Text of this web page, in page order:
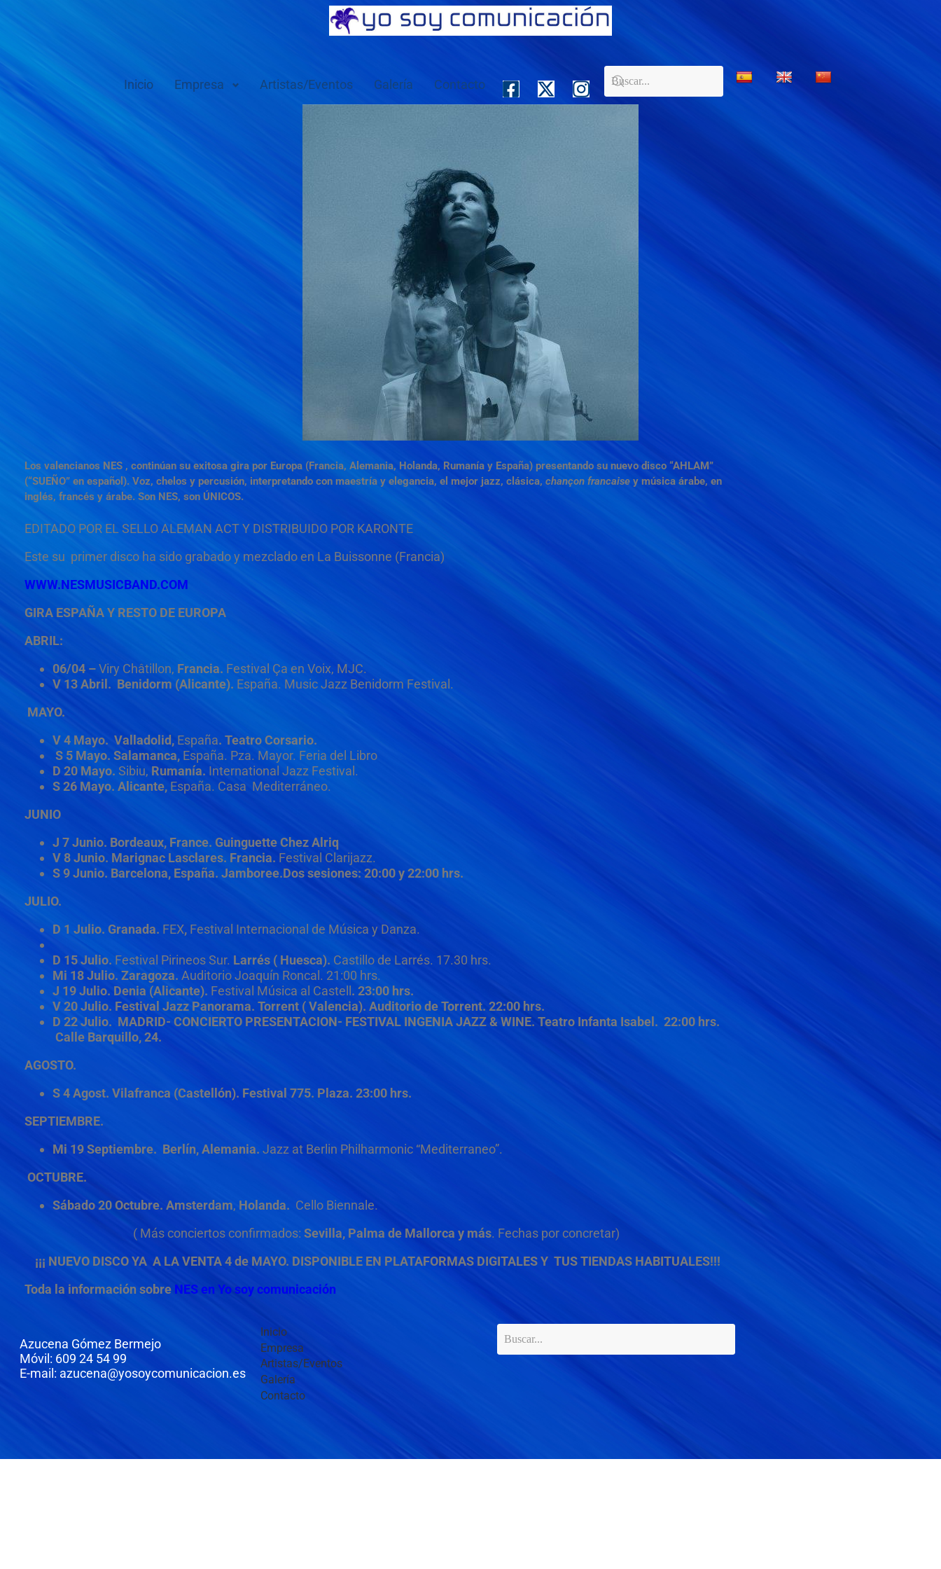
Inicio Empresa Artistas/Eventos Galería Contacto
Los valencianos NES , continúan su exitosa gira por Europa (Francia, Alemania, Holanda, Rumanía y España) presentando su nuevo disco “AHLAM”
(“SUEÑO” en español). Voz, chelos y percusión, interpretando con maestría y elegancia, el mejor jazz, clásica, chançon francaisey música árabe, en
inglés, francés y árabe. Son NES, son ÚNICOS.
EDITADO POR EL SELLO ALEMAN ACT Y DISTRIBUIDO POR KARONTE
Este su primer disco ha sido grabado y mezclado en La Buissonne (Francia)
WWW.NESMUSICBAND.COM
GIRA ESPAÑA Y RESTO DE EUROPA
ABRIL:
06/04 –Viry Châtillon, Francia. Festival Ça en Voix, MJC.
V 13 Abril. Benidorm (Alicante). España. Music Jazz Benidorm Festival.
MAYO.
V 4 Mayo. Valladolid, España. Teatro Corsario.
S 5 Mayo. Salamanca, España. Pza. Mayor. Feria del Libro
D 20 Mayo. Sibiu, Rumanía. International Jazz Festival.
S 26 Mayo. Alicante, España. Casa Mediterráneo.
JUNIO
J 7 Junio. Bordeaux, France. Guinguette Chez Alriq
V 8 Junio. Marignac Lasclares. Francia. Festival Clarijazz.
S 9 Junio. Barcelona, España. Jamboree.Dos sesiones: 20:00 y 22:00 hrs.
JULIO.
D 1 Julio. Granada. FEX, Festival Internacional de Música y Danza.
D 15 Julio. Festival Pirineos Sur. Larrés ( Huesca). Castillo de Larrés. 17.30 hrs.
Mi 18 Julio. Zaragoza. Auditorio Joaquín Roncal. 21:00 hrs.
J 19 Julio. Denia (Alicante). Festival Música al Castell . 23:00 hrs.
V 20 Julio. Festival Jazz Panorama. Torrent ( Valencia). Auditorio de Torrent. 22:00 hrs.
D 22 Julio. MADRID- CONCIERTO PRESENTACION- FESTIVAL INGENIA JAZZ & WINE. Teatro Infanta Isabel. 22:00 hrs.
Calle Barquillo, 24.
AGOSTO.
S 4 Agost. Vilafranca (Castellón). Festival 775. Plaza. 23:00 hrs.
SEPTIEMBRE.
Mi 19 Septiembre. Berlín, Alemania. Jazz at Berlin Philharmonic “Mediterraneo”.
OCTUBRE.
Sábado 20 Octubre. Amsterdam, Holanda. Cello Biennale.
( Más conciertos confirmados: Sevilla, Palma de Mallorca y más. Fechas por concretar)
¡¡¡ NUEVO DISCO YA A LA VENTA 4 de MAYO. DISPONIBLE EN PLATAFORMAS DIGITALESY TUS TIENDAS HABITUALES!!!
Toda la información sobre NES en Yo soy comunicación
Azucena Gómez Bermejo
Móvil: 609 24 54 99
E-mail: azucena@yosoycomunicacion.es
Inicio
Empresa
Artistas/Eventos
Galería
Contacto